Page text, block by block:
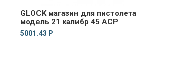
GLOCK магазин для пистолета
модель 21 калибр 45 ACP
5001.43 Р